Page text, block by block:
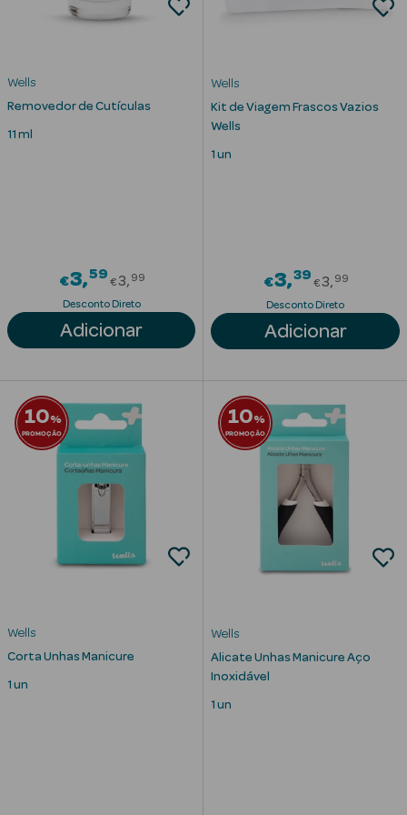
Solares
Rosto
Wells
Removedor de Cutículas
11 ml
€3 59Price reduced from
€3 99
Desconto Direto
Adicionar
Wells
Kit de Viagem Frascos Vazios
Wells
1 un
€3 39Price
€3 99
Desconto Direto
Adicionar
10%
PROMOÇÃO
Wells
Corta Unhas Manicure
1 un
10%
PROMOÇÃO
Wells
Alicate Unhas Manicure Aço
Inoxidável
1 un